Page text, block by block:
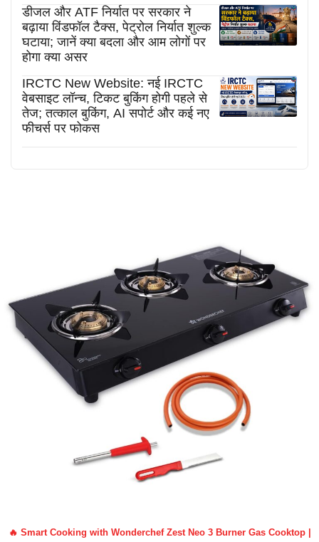
डीजल और ATF निर्यात पर सरकार ने
बढ़ाया विंडफॉल टैक्स, पेट्रोल निर्यात शुल्क
घटाया; जानें क्या बदला और आम लोगों पर
होगा क्या असर
IRCTC New Website: नई IRCTC
वेबसाइट लॉन्च, टिकट बुकिंग होगी पहले से
तेज; तत्काल बुकिंग, AI सपोर्ट और कई नए
फीचर्स पर फोकस
🔥 Smart Cooking with Wonderchef Zest Neo 3 Burner Gas Cooktop |